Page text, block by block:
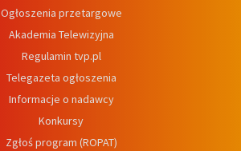
Ogłoszenia przetargowe
Akademia Telewizyjna
Regulamin tvp.pl
Telegazeta ogłoszenia
Informacje o nadawcy
Konkursy
Zgłoś program (ROPAT)